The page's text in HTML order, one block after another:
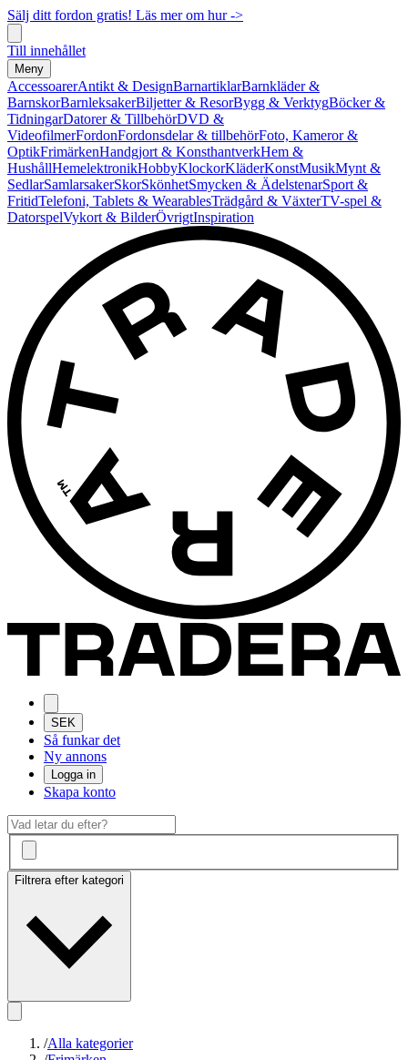
Sälj ditt fordon gratis! Läs mer om hur ->
Till innehållet
Meny
AccessoarerAntikt & DesignBarnartiklarBarnkläder &
BarnskorBarnleksakerBiljetter & ResorBygg & VerktygBöcker &
TidningarDatorer & TillbehörDVD &
VideofilmerFordonFordonsdelar & tillbehörFoto, Kameror &
OptikFrimärkenHandgjort & KonsthantverkHem &
HushållHemelektronikHobbyKlockorKläderKonstMusikMynt &
SedlarSamlarsakerSkorSkönhetSmycken & ÄdelstenarSport &
FritidTelefoni, Tablets & WearablesTrädgård & VäxterTV-spel &
DatorspelVykort & BilderÖvrigtInspiration
SEK
Så funkar det
Ny annons
Logga in
Skapa konto
Filtrera efter kategori
/Alla kategorier